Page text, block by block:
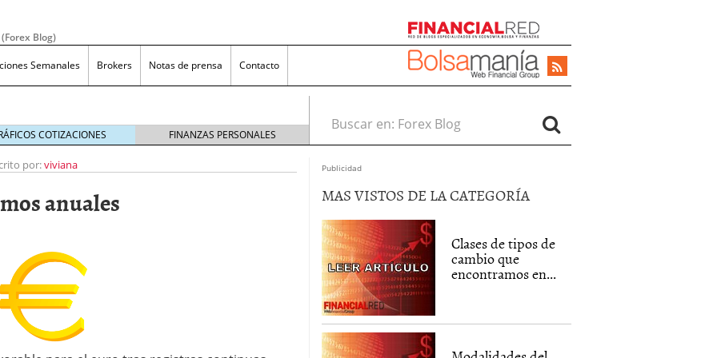
Blog)
Semanales Brokers Notas de prensa Contacto
y Concepto
sin apalancamiento?
los que quieren invertir en forex
en Forex, mÃ¡s allÃ¡ de las apuestas en el casino
COTIZACIONES FINANZAS PERSONALES
Buscar en:
por:viviana
anuales
Publicidad
MAS VISTOS DE LA CATEGORÍA
Clases de tipos de
cambio que
encontramos en...